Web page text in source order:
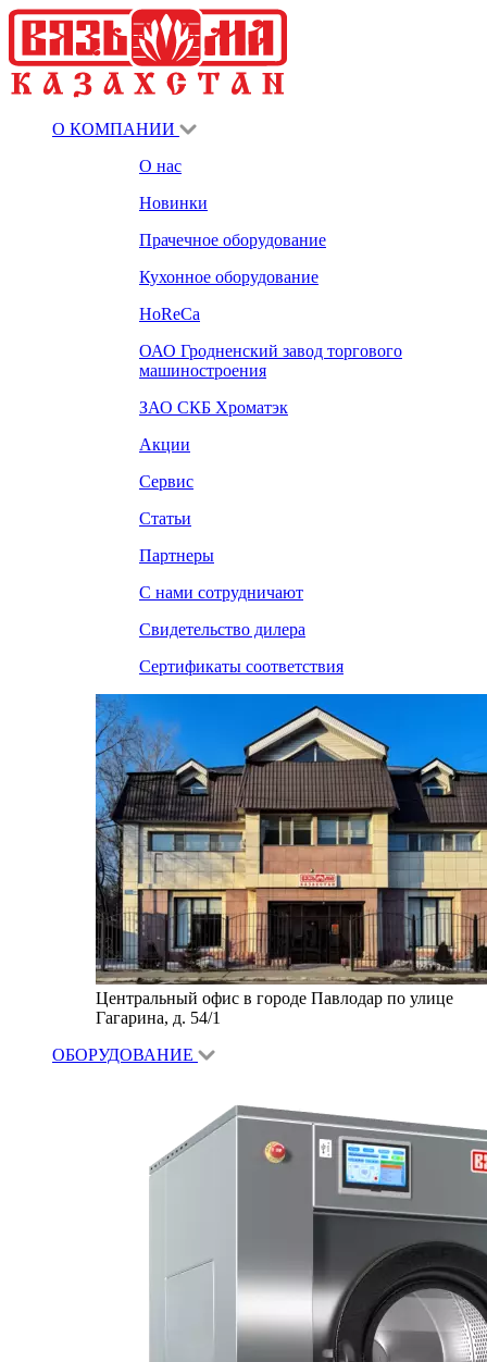
О КОМПАНИИ
О нас
Новинки
Прачечное оборудование
Кухонное оборудование
HoReCa
ОАО Гродненский завод торгового
машиностроения
ЗАО СКБ Хроматэк
Акции
Сервис
Статьи
Партнеры
С нами сотрудничают
Свидетельство дилера
Сертификаты соответствия
Центральный офис в городе Павлодар по улице
Гагарина, д. 54/1
ОБОРУДОВАНИЕ